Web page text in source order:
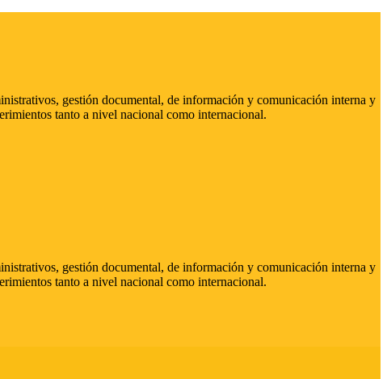
gestión documental, de información y comunicación interna y
tanto a nivel nacional como internacional.
gestión documental, de información y comunicación interna y
tanto a nivel nacional como internacional.